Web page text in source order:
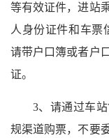
等有效证件，进站
人身份证件和车票
请带户口簿或者户
证。
3、请通过车
规渠道购票，不要